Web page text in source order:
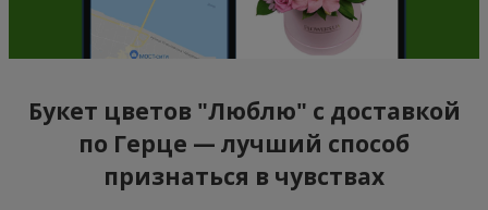
Букет цветов "Люблю" с доставкой
по Герце — лучший способ
признаться в чувствах